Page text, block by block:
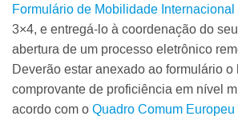
Formulário de Mobilidade Internacional
3×4, e entregá-lo à coordenação do
abertura de um processo eletrônico
Deverão estar anexado ao formulário
comprovante de proficiência em nível
acordo com o Quadro Comum